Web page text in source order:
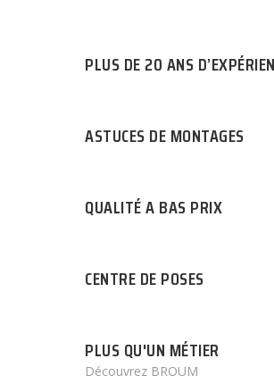
PLUS DE 20 ANS
ASTUCES DE MONTAGES
QUALITÉ A BAS PRIX
CENTRE DE POSES
PLUS QU'UN MÉTIER
Découvrez BROUM